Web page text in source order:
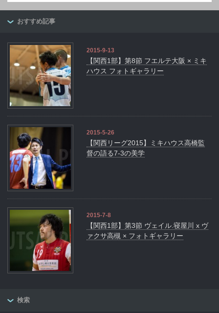
おすすめ記事
2015-9-13
【関西1部】第8節 フエルテ大阪 × ミキ
ハウス フォトギャラリー
2015-5-26
【関西リーグ2015】ミキハウス高橋監
督の語る7-3の美学
2015-7-8
【関西1部】第3節 ヴェイル.寝屋川 x ヴ
ァクサ高槻 × フォトギャラリー
検索